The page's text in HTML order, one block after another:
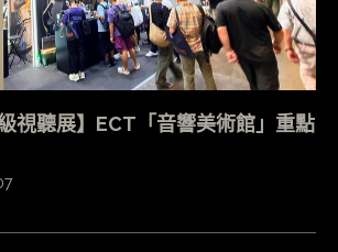
視聽展】ECT「音響美術館」重點